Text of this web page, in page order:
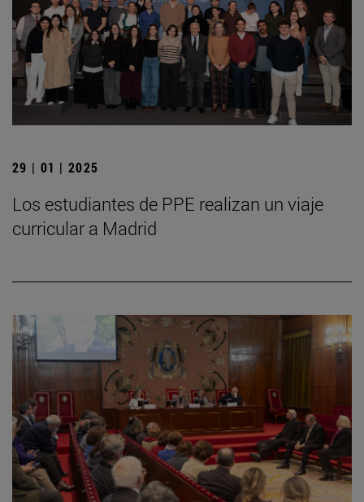
29 | 01 | 2025
Los estudiantes de PPE realizan un viaje
curricular a Madrid